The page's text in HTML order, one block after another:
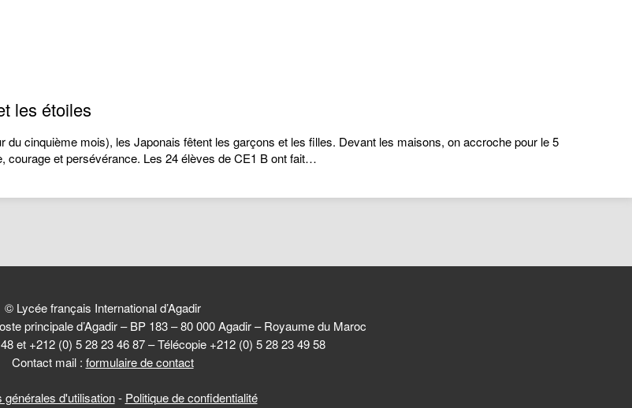
les étoiles
cinquième mois), les Japonais fêtent les garçons et les filles. Devant les maisons, on accroche pour le 5
courage et persévérance. Les 24 élèves de CE1 B ont fait…
© Lycée français International d’Agadir
principale d’Agadir – BP 183 – 80 000 Agadir – Royaume du Maroc
et +212 (0) 5 28 23 46 87 – Télécopie +212 (0) 5 28 23 49 58
Contact mail : formulaire de contact
générales d'utilisation- Politique de confidentialité